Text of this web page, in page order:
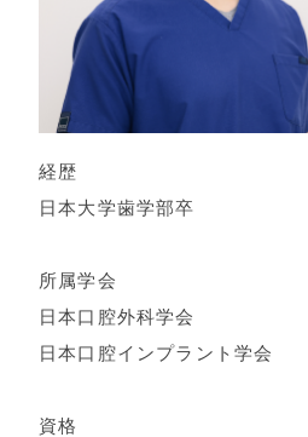
経歴
日本大学歯学部卒
所属学会
日本口腔外科学会
日本口腔インプラント学会
資格